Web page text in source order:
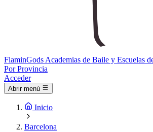
FlaminGods Academias de Baile y Escuelas
Por Provincia
Acceder
Abrir menú
Inicio
Barcelona